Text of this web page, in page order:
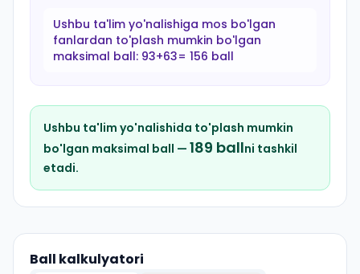
Ushbu ta'lim yo'nalishiga mos bo'lgan
fanlardan to'plash mumkin bo'lgan
maksimal ball: 93+63= 156 ball
Ushbu ta'lim yo'nalishida to'plash mumkin
bo'lgan maksimal ball — 189 ballni tashkil
etadi.
Ball kalkulyatori